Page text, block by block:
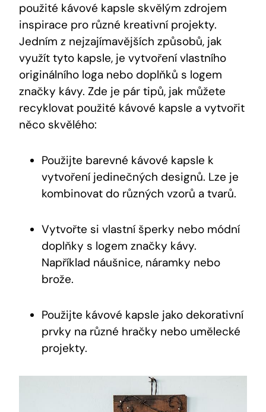
použité kávové kapsle skvělým zdrojem
inspirace pro různé kreativní projekty.
Jedním z nejzajímavějších způsobů, jak
využít tyto kapsle, je vytvoření vlastního
originálního loga nebo doplňků s logem
značky kávy. Zde je pár tipů, jak můžete
recyklovat použité kávové kapsle a vytvořit
něco skvělého:
Použijte barevné kávové kapsle k
vytvoření jedinečných designů. Lze je
kombinovat do různých vzorů a tvarů.
Vytvořte si vlastní šperky nebo módní
doplňky s logem značky kávy.
Například náušnice, náramky nebo
brože.
Použijte kávové kapsle jako dekorativní
prvky na různé hračky nebo umělecké
projekty.